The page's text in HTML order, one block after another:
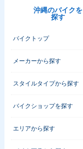
沖縄のバイクを
探す
バイクトップ
メーカーから探す
スタイルタイプから探す
バイクショップを探す
エリアから探す